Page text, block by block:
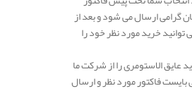
گرامی ارسال می شود و بعد از
خرید مورد نظر خود را
عایق الاستومری را از شرکت ما
فاکتور مورد نظر و ارسال